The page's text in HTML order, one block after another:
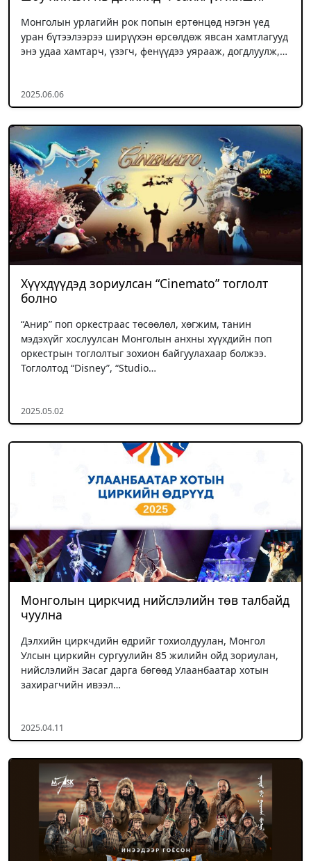
Монголын урлагийн рок попын ертөнцөд нэгэн үед
уран бүтээлээрээ ширүүхэн өрсөлдөж явсан хамтлагууд
энэ удаа хамтарч, үзэгч, фенүүдээ уярааж, догдлуулж,…
2025.06.06
Хүүхдүүдэд зориулсан “Cinemato” тоглолт
болно
“Анир” поп оркестраас төсөөлөл, хөгжим, танин
мэдэхүйг хослуулсан Монголын анхны хүүхдийн поп
оркестрын тоглолтыг зохион байгуулахаар болжээ.
Тоглолтод “Disney”, “Studio…
2025.05.02
Монголын циркчид нийслэлийн төв талбайд
чуулна
Дэлхийн циркчдийн өдрийг тохиолдуулан, Монгол
Улсын циркийн сургуулийн 85 жилийн ойд зориулан,
нийслэлийн Засаг дарга бөгөөд Улаанбаатар хотын
захирагчийн ивээл…
2025.04.11